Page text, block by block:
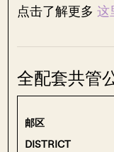
点击了解更多这
全配套共管
邮区
DISTRICT